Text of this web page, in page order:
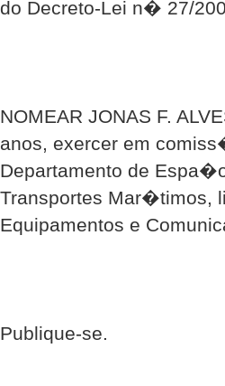
do Decreto-Lei n� 27/
NOMEAR JONAS F.
anos, exercer em
Departamento de
Transportes Mar�timos,
Equipamentos e
Publique-se.